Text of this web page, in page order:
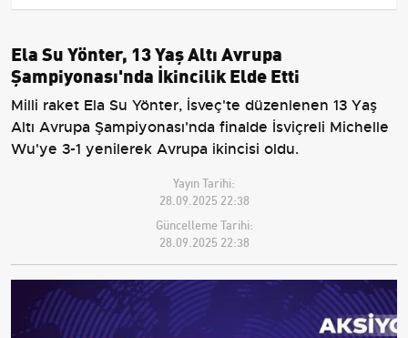
Ela Su Yönter, 13 Yaş Altı Avrupa
Şampiyonası'nda İkincilik Elde Etti
Milli raket Ela Su Yönter, İsveç'te düzenlenen 13 Yaş
Altı Avrupa Şampiyonası'nda finalde İsviçreli Michelle
Wu'ye 3-1 yenilerek Avrupa ikincisi oldu.
Yayın Tarihi:
28.09.2025 22:38
Güncelleme Tarihi:
28.09.2025 22:38